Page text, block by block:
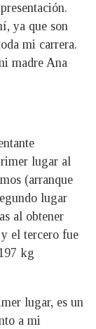
ya que son
mi carrera.
madre Ana
lugar al
(arranque
lugar
al obtener
el tercero fue
kg
lugar, es un
a mi